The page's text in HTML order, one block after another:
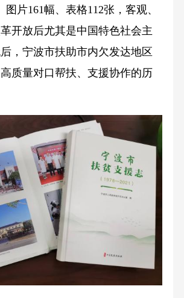
片161幅、表格112张，客观、
开放后尤其是中国特色社会主
，宁波市扶助市内欠发达地区
质量对口帮扶、支援协作的历